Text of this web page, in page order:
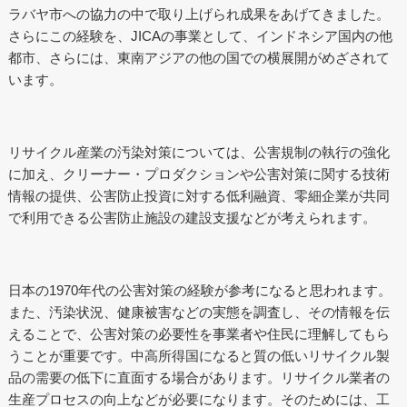
ラバヤ市への協力の中で取り上げられ成果をあげてきました。
さらにこの経験を、JICAの事業として、インドネシア国内の他
都市、さらには、東南アジアの他の国での横展開がめざされて
います。
リサイクル産業の汚染対策については、公害規制の執行の強化
に加え、クリーナー・プロダクションや公害対策に関する技術
情報の提供、公害防止投資に対する低利融資、零細企業が共同
で利用できる公害防止施設の建設支援などが考えられます。
日本の1970年代の公害対策の経験が参考になると思われます。
また、汚染状況、健康被害などの実態を調査し、その情報を伝
えることで、公害対策の必要性を事業者や住民に理解してもら
うことが重要です。中高所得国になると質の低いリサイクル製
品の需要の低下に直面する場合があります。リサイクル業者の
生産プロセスの向上などが必要になります。そのためには、工